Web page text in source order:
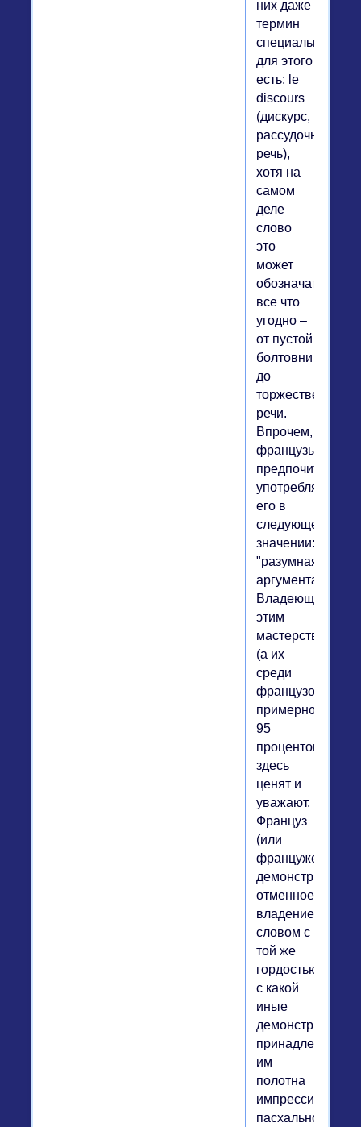
них даже
термин
специальный
для этого
есть: le
discours
(дискурс,
рассудочная
речь),
хотя на
самом
деле
слово
это
может
обозначать
все что
угодно –
от пустой
болтовни
до
торжественной
речи.
Впрочем,
французы
предпочитают
употреблять
его в
следующем
значении:
"разумная
аргументация".
Владеющих
этим
мастерством
(а их
среди
французов
примерно
95
процентов)
здесь
ценят и
уважают.
Француз
(или
француженка)
демонстрирует
отменное
владение
словом с
той же
гордостью,
с какой
иные
демонстрируют
принадлежащие
им
полотна
пасхальное